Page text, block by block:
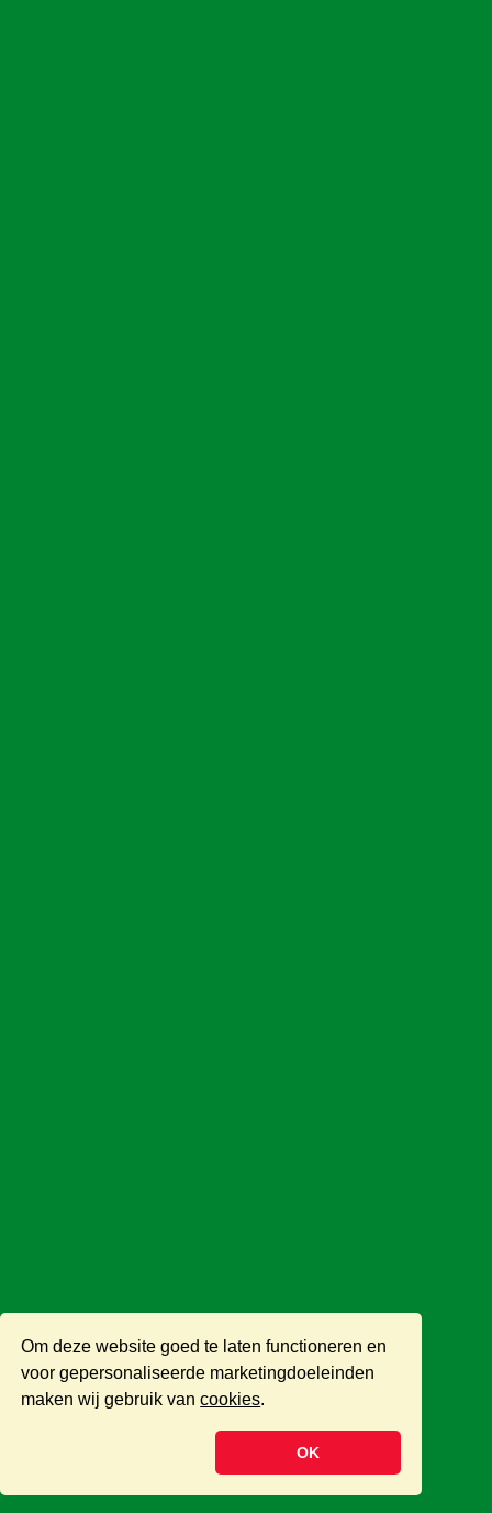
Om deze website goed te laten functioneren en
voor gepersonaliseerde marketingdoeleinden
maken wij gebruik vancookies.
OK